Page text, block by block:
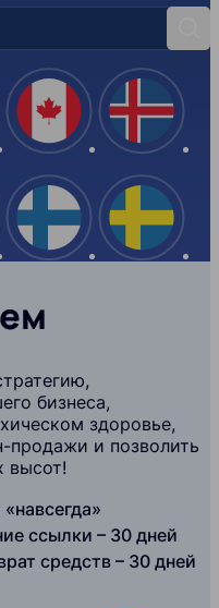
Канада
Финляндия
бизнеса,
здоровье,
продажи и позволить
высот!
ссылки – 30 дней
средств – 30 дней